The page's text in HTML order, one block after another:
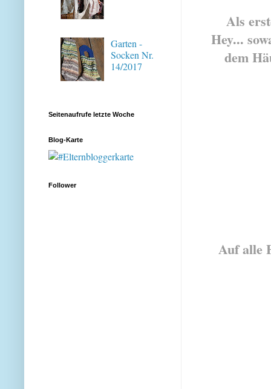
Als
Hey...
dem
Auf alle
Garten -
Socken Nr.
14/2017
Seitenaufrufe letzte Woche
Blog-Karte
Follower